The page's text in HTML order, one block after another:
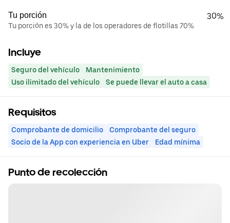
Tu porción
Tu porción es 30% y la de los operadores de flotillas 70%
30%
Incluye
Seguro del vehículo
Mantenimiento
Uso ilimitado del vehículo
Se puede llevar el auto a casa
Requisitos
Comprobante de domicilio
Comprobante del seguro
Socio de la App con experiencia en Uber
Edad mínima
Punto de recolección